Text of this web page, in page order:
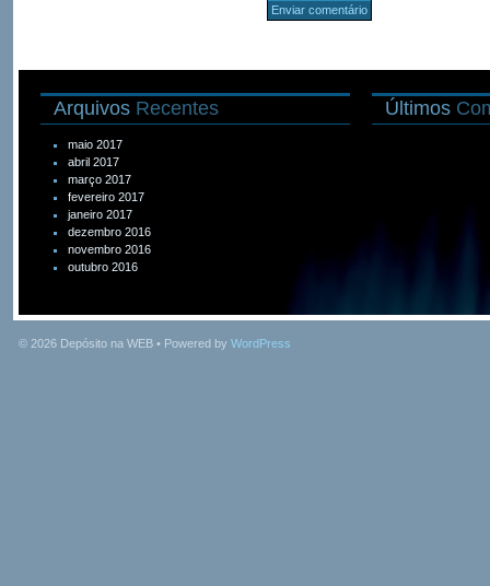
Arquivos Recentes
maio 2017
abril 2017
março 2017
fevereiro 2017
janeiro 2017
dezembro 2016
novembro 2016
outubro 2016
Últimos
© 2026 Depósito na WEB • Powered by WordPress